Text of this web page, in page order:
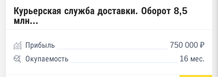
Курьерская служба доставки. Оборот 8,5
млн...
Прибыль
750 000 ₽
Окупаемость
16 мес.